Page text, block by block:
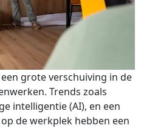
grote verschuiving in de
Trends zoals
intelligentie (AI), en een
de werkplek hebben een